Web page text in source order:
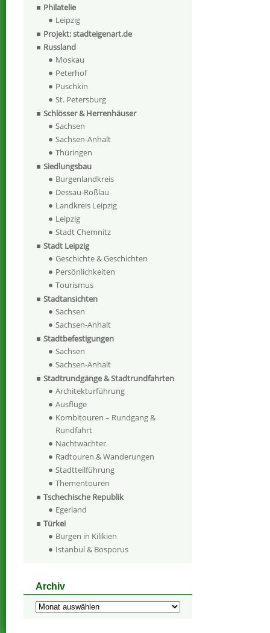
Philatelie
Leipzig
Projekt: stadteigenart.de
Russland
Moskau
Peterhof
Puschkin
St. Petersburg
Schlösser & Herrenhäuser
Sachsen
Sachsen-Anhalt
Thüringen
Siedlungsbau
Burgenlandkreis
Dessau-Roßlau
Landkreis Leipzig
Leipzig
Stadt Chemnitz
Stadt Leipzig
Geschichte & Geschichten
Persönlichkeiten
Tourismus
Stadtansichten
Sachsen
Sachsen-Anhalt
Stadtbefestigungen
Sachsen
Sachsen-Anhalt
Stadtrundgänge & Stadtrundfahrten
Architekturführung
Ausflüge
Kombitouren – Rundgang &
Rundfahrt
Nachtwächter
Radtouren & Wanderungen
Stadtteilführung
Thementouren
Tschechische Republik
Egerland
Türkei
Burgen in Kilikien
Istanbul & Bosporus
Archiv
Archiv